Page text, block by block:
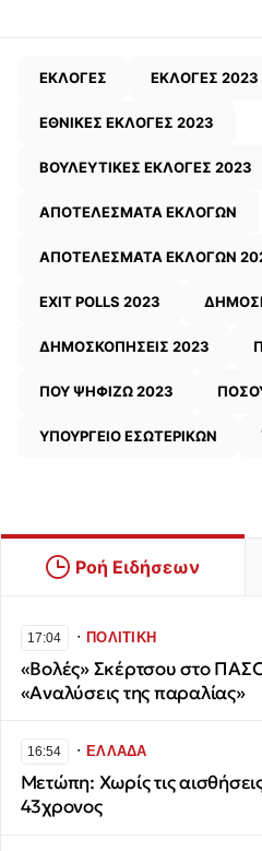
ΕΚΛΟΓΕΣ ΕΚΛΟΓΕΣ 2023
ΕΘΝΙΚΕΣ ΕΚΛΟΓΕΣ 2023
ΒΟΥΛΕΥΤΙΚΕΣ ΕΚΛΟΓΕΣ 2023
ΑΠΟΤΕΛΕΣΜΑΤΑ ΕΚΛΟΓΩΝ
ΑΠΟΤΕΛΕΣΜΑΤΑ ΕΚΛΟΓΩΝ
EXIT POLLS 2023
ΔΗΜΟΣΚΟΠΗΣΕΙΣ 2023
ΠΟΥ ΨΗΦΙΖΩ 2023
ΥΠΟΥΡΓΕΙΟ ΕΣΩΤΕΡΙΚΩΝ
Ροή Ειδήσεων
17:04 ∙ΠΟΛΙΤΙΚΗ
«Βολές» Σκέρτσου στο
«Αναλύσεις της παραλίας»
16:54 ∙ΕΛΛΑΔΑ
Μετώπη: Χωρίς τις
43χρονος